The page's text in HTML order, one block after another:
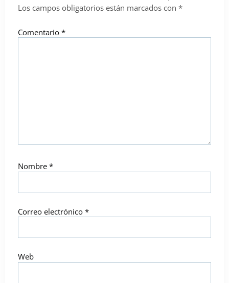
Los campos obligatorios están marcados con *
Comentario *
Nombre *
Correo electrónico *
Web